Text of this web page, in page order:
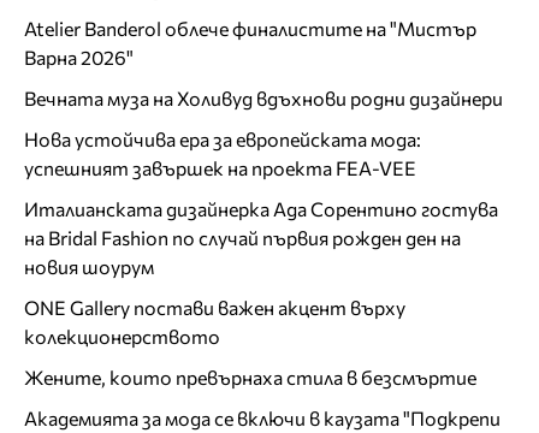
Atelier Banderol облече финалистите на "Мистър
Варна 2026"
Вечната муза на Холивуд вдъхнови родни дизайнери
Нова устойчива ера за европейската мода:
успешният завършек на проекта FEA-VEE
Италианската дизайнерка Ада Сорентино гостува
на Bridal Fashion по случай първия рожден ден на
новия шоурум
ONE Gallery постави важен акцент върху
колекционерството
Жените, които превърнаха стила в безсмъртие
Академията за мода се включи в каузата "Подкрепи